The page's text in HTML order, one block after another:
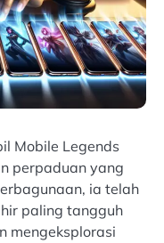
Mobile Legends
perpaduan yang
ia telah
paling tangguh
mengeksplorasi